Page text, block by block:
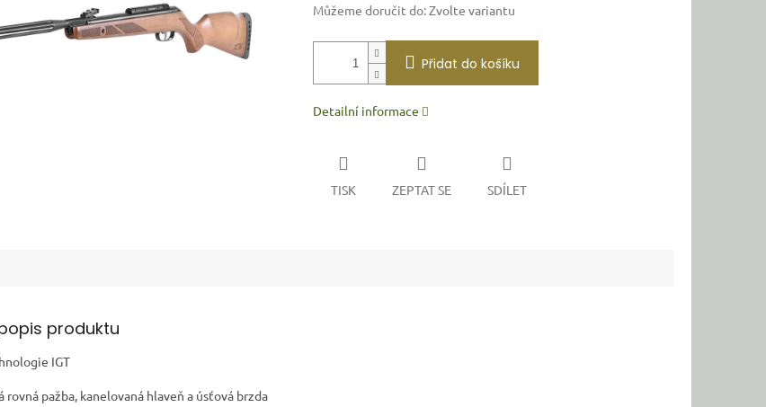
Můžeme doručit do:Zvolte variantu
Přidat do košíku
Detailní informace
TISK ZEPTAT SE SDÍLET
produktu
IGT
rovná pažba, kanelovaná hlaveň a úsťová brzda